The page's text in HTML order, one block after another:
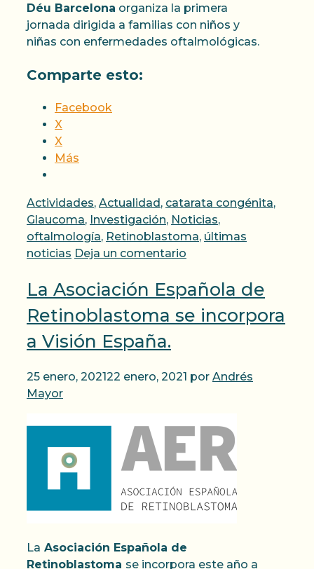
Déu Barcelona organiza la primera
jornada dirigida a familias con niños y
niñas con enfermedades oftalmológicas.
Comparte esto:
Facebook
X
X
Más
Categorías
Actividades, Actualidad, catarata congénita,
Glaucoma, Investigación, Noticias,
oftalmología, Retinoblastoma, últimas
noticias Deja un comentario
La Asociación Española de
Retinoblastoma se incorpora
a Visión España.
25 enero, 202122 enero, 2021 por Andrés
Mayor
La Asociación Española de
Retinoblastoma se incorpora este año a